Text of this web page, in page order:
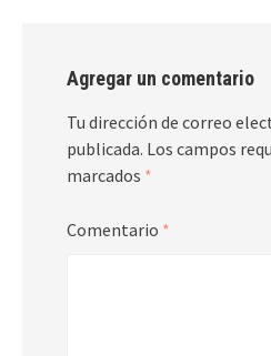
Agregar un comentario
Tu dirección de correo
publicada. Los campos
marcados *
Comentario *